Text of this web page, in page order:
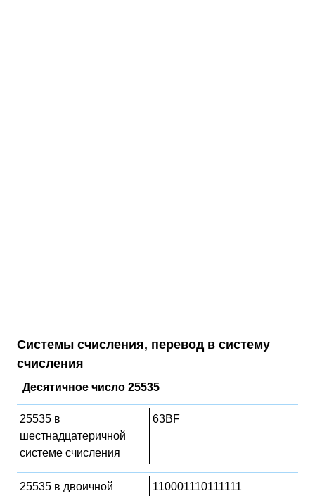
Системы счисления, перевод в систему
счисления
Десятичное число 25535
25535 в
шестнадцатеричной
системе счисления
63BF
25535 в двоичной
110001110111111